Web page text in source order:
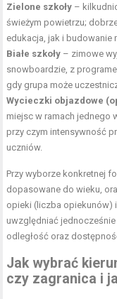
Zielone szkoły –
świeżym powietrzu;
edukacja, jak i budowanie
Białe szkoły – zimowe
snowboardzie, z
gdy grupa może
Wycieczki objazdowe
miejsc w ramach jednego
przy czym intensywność
uczniów.
Przy wyborze konkretnej
dopasowane do wieku,
opieki (liczba opiekunów)
uwzględniać jednocześnie
odległość oraz
Jak wybrać
czy zagranica i